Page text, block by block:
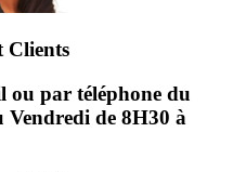
Clients
ou par téléphone du
Vendredi de 8H30 à